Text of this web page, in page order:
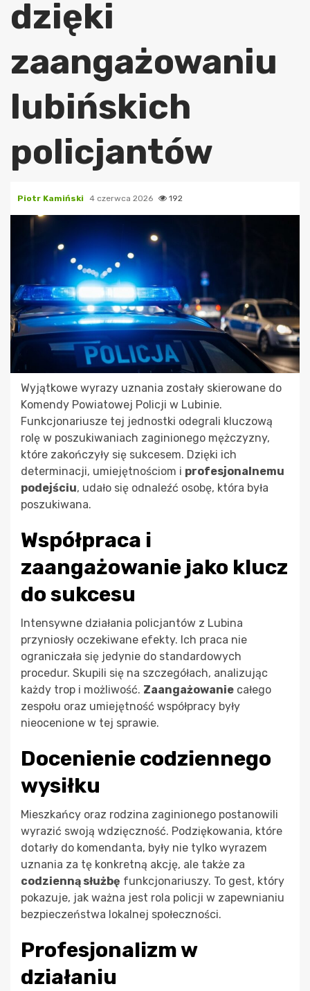
dzięki
zaangażowaniu
lubińskich
policjantów
Piotr Kamiński 4 czerwca 2026 192
Wyjątkowe wyrazy uznania zostały skierowane do
Komendy Powiatowej Policji w Lubinie.
Funkcjonariusze tej jednostki odegrali kluczową
rolę w poszukiwaniach zaginionego mężczyzny,
które zakończyły się sukcesem. Dzięki ich
determinacji, umiejętnościom i profesjonalnemu
podejściu, udało się odnaleźć osobę, która była
poszukiwana.
Współpraca i
zaangażowanie jako klucz
do sukcesu
Intensywne działania policjantów z Lubina
przyniosły oczekiwane efekty. Ich praca nie
ograniczała się jedynie do standardowych
procedur. Skupili się na szczegółach, analizując
każdy trop i możliwość. Zaangażowanie całego
zespołu oraz umiejętność współpracy były
nieocenione w tej sprawie.
Docenienie codziennego
wysiłku
Mieszkańcy oraz rodzina zaginionego postanowili
wyrazić swoją wdzięczność. Podziękowania, które
dotarły do komendanta, były nie tylko wyrazem
uznania za tę konkretną akcję, ale także za
codzienną służbę funkcjonariuszy. To gest, który
pokazuje, jak ważna jest rola policji w zapewnianiu
bezpieczeństwa lokalnej społeczności.
Profesjonalizm w
działaniu